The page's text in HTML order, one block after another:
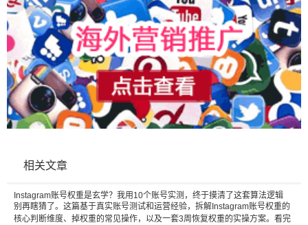
相关文章
Instagram账号权重是玄学？我用10个账号实测，终于摸清了这套算法逻辑
别再瞎猜了。这篇基于真实账号测试和运营经验，拆解Instagram账号权重的
核心判断维度、掉权重的常见操作，以及一套3周恢复权重的实操方案。看完